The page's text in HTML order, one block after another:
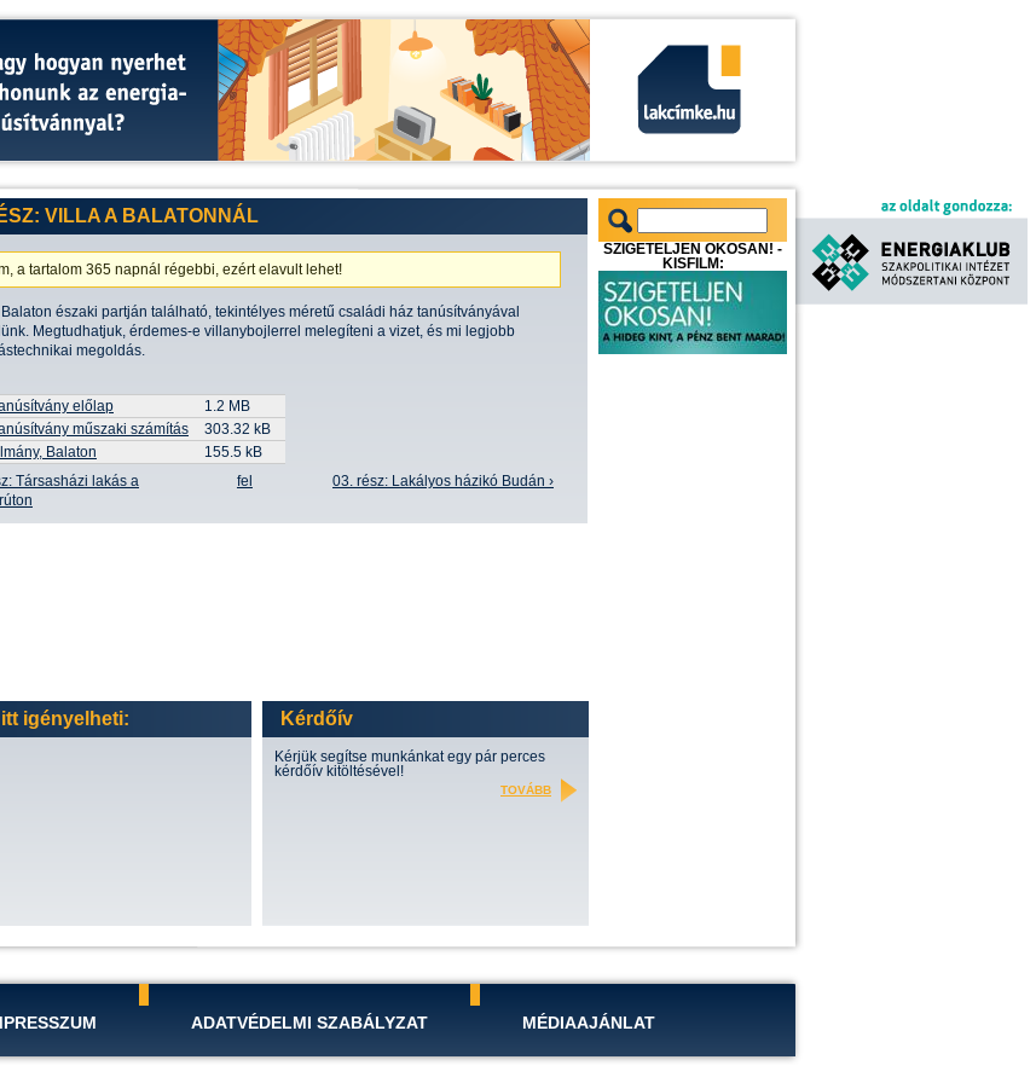
VILLA A BALATONNÁL
a tartalom 365 napnál régebbi, ezért elavult lehet!
Balaton északi partján található, tekintélyes méretű családi ház tanúsítványával
Megtudhatjuk, érdemes-e villanybojlerrel melegíteni a vizet, és mi legjobb
megoldás.
előlap
1.2 MB
műszaki számítás
303.32 kB
Balaton
155.5 kB
Társasházi lakás a
fel 03. rész: Lakályos házikó Budán ›
igényelheti: Kérdőív
Kérjük segítse munkánkat egy pár perces
kérdőív kitöltésével!
TOVÁBB
SZIGETELJEN OKOSAN! -
KISFILM:
ADATVÉDELMI SZABÁLYZAT MÉDIAAJÁNLAT